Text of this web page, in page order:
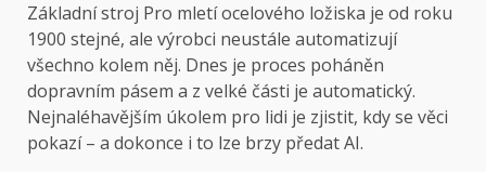
Základní stroj Pro mletí ocelového ložiska je od roku
1900 stejné, ale výrobci neustále automatizují
všechno kolem něj. Dnes je proces poháněn
dopravním pásem a z velké části je automatický.
Nejnaléhavějším úkolem pro lidi je zjistit, kdy se věci
pokazí – a dokonce i to lze brzy předat AI.